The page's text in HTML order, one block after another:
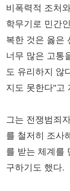
비폭력적 조처
학무기로 민간
복한 것은 옳은
너무 많은 고통
도 유리하지 않
지도 못한다"고
그는 전쟁범죄
를 철저히 조사
를 받는 체계를
구하기도 했다.